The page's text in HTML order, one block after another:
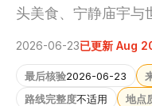
头美食、宁静庙宇与
2026-06-23已更新 Aug
最后核验2026-06-23
路线完整度不适用 地点